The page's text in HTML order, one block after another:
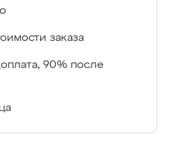
заказа
90% после